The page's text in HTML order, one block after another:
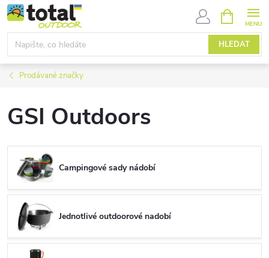
Přejít
na
obsah
HLEDAT
NÁKUPNÍ
KOŠÍK
Prodávané značky
GSI Outdoors
Campingové sady nádobí
Jednotlivé outdoorové nadobí